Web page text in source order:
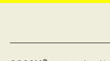
AFFAIRES DE
WEB & MÉDIAS
INFOLETTRE
CONSULTER LA
VOIR LES OFFRES
FAQ
NOS FORMATIONS
CHASSE DE TÊTE